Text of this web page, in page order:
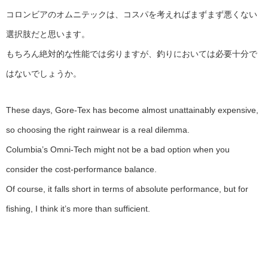
コロンビアのオムニテックは、コスパを考えればまずまず悪くない
選択肢だと思います。
もちろん絶対的な性能では劣りますが、釣りにおいては必要十分で
はないでしょうか。
These days, Gore-Tex has become almost unattainably expensive,
so choosing the right rainwear is a real dilemma.
Columbia’s Omni-Tech might not be a bad option when you
consider the cost-performance balance.
Of course, it falls short in terms of absolute performance, but for
fishing, I think it’s more than sufficient.